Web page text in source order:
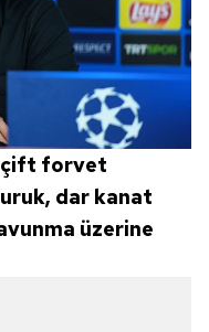
çift forvet
dar kanat
üzerine